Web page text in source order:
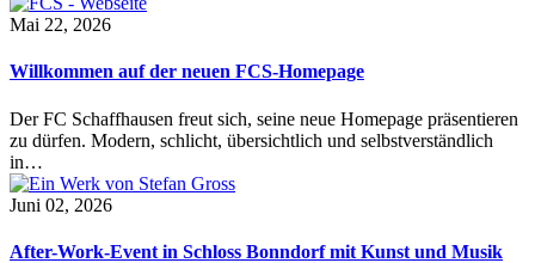
Mai 22, 2026
Willkommen auf der neuen FCS-Homepage
Der FC Schaffhausen freut sich, seine neue Homepage präsentieren
zu dürfen. Modern, schlicht, übersichtlich und selbstverständlich
in…
Juni 02, 2026
After-Work-Event in Schloss Bonndorf mit Kunst und Musik